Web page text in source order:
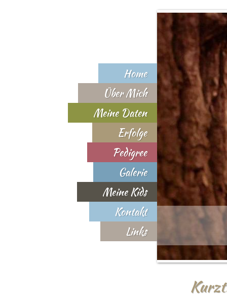
Home
Über Mich
Meine Daten
Erfolge
Pedigree
Galerie
Meine Kids
Kontakt
Links